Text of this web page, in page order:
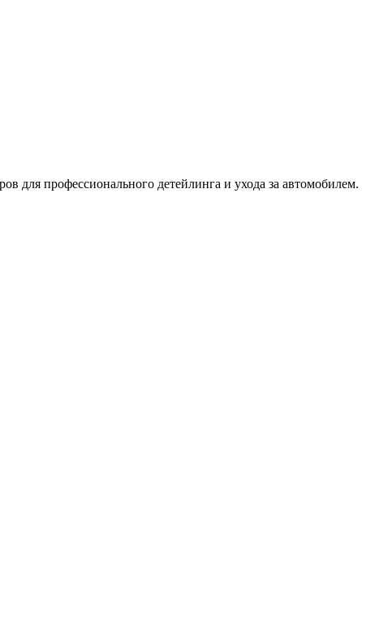
для профессионального детейлинга и ухода за автомобилем.